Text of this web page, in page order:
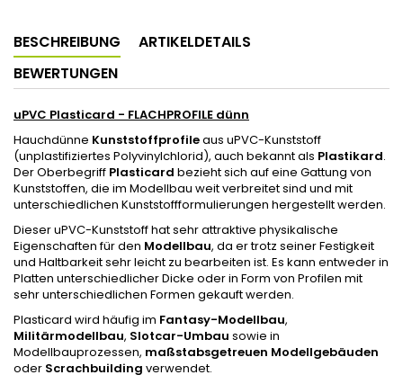
BESCHREIBUNG
ARTIKELDETAILS
BEWERTUNGEN
uPVC Plasticard - FLACHPROFILE dünn
Hauchdünne Kunststoffprofileaus uPVC-Kunststoff
(unplastifiziertes Polyvinylchlorid), auch bekannt als Plastikard.
Der Oberbegriff Plasticard bezieht sich auf eine Gattung von
Kunststoffen, die im Modellbau weit verbreitet sind und mit
unterschiedlichen Kunststoffformulierungen hergestellt werden.
Dieser uPVC-Kunststoff hat sehr attraktive physikalische
Eigenschaften für den Modellbau, da er trotz seiner Festigkeit
und Haltbarkeit sehr leicht zu bearbeiten ist. Es kann entweder in
Platten unterschiedlicher Dicke oder in Form von Profilen mit
sehr unterschiedlichen Formen gekauft werden.
Plasticard wird häufig im Fantasy-Modellbau,
Militärmodellbau, Slotcar-Umbau sowie in
Modellbauprozessen, maßstabsgetreuen Modellgebäuden
oder Scrachbuilding verwendet.